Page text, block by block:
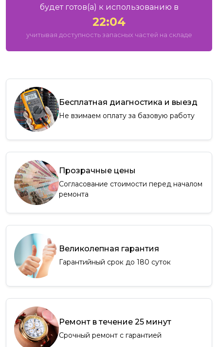
будет готов(а) к использованию в
22:04
учитывая доступность запасных частей на складе
Бесплатная диагностика и выезд
Не взимаем оплату за базовую работу
Прозрачные цены
Согласование стоимости перед началом
ремонта
Великолепная гарантия
Гарантийный срок до 180 суток
Ремонт в течение 25 минут
Срочный ремонт с гарантией